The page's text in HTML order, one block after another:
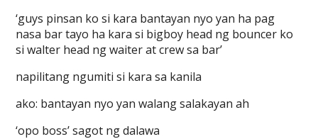
‘guys pinsan ko si kara bantayan nyo yan ha pag
nasa bar tayo ha kara si bigboy head ng bouncer ko
si walter head ng waiter at crew sa bar’
napilitang ngumiti si kara sa kanila
ako: bantayan nyo yan walang salakayan ah
‘opo boss’ sagot ng dalawa